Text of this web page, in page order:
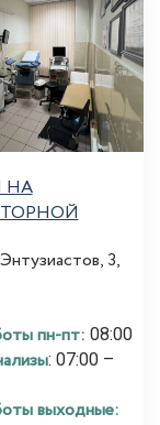
НА
3,
пн-пт: 08:00
: 07:00 –
выходные: